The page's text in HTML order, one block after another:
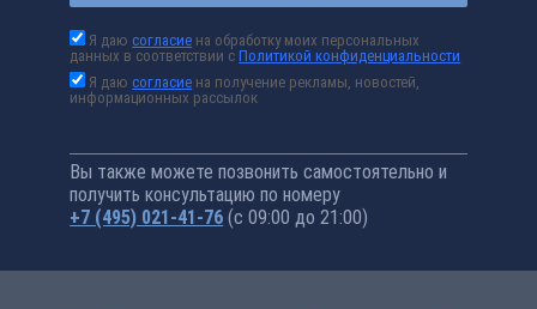
Я даюсогласие на обработку моих персональных
данных в соответствии сПолитикой конфиденциальности
Я даюсогласие на получение рекламы, новостей,
информационных рассылок
Вы также можете позвонить самостоятельно и
получить консультацию по номеру
+7 (495) 021-41-76 (с 09:00 до 21:00)